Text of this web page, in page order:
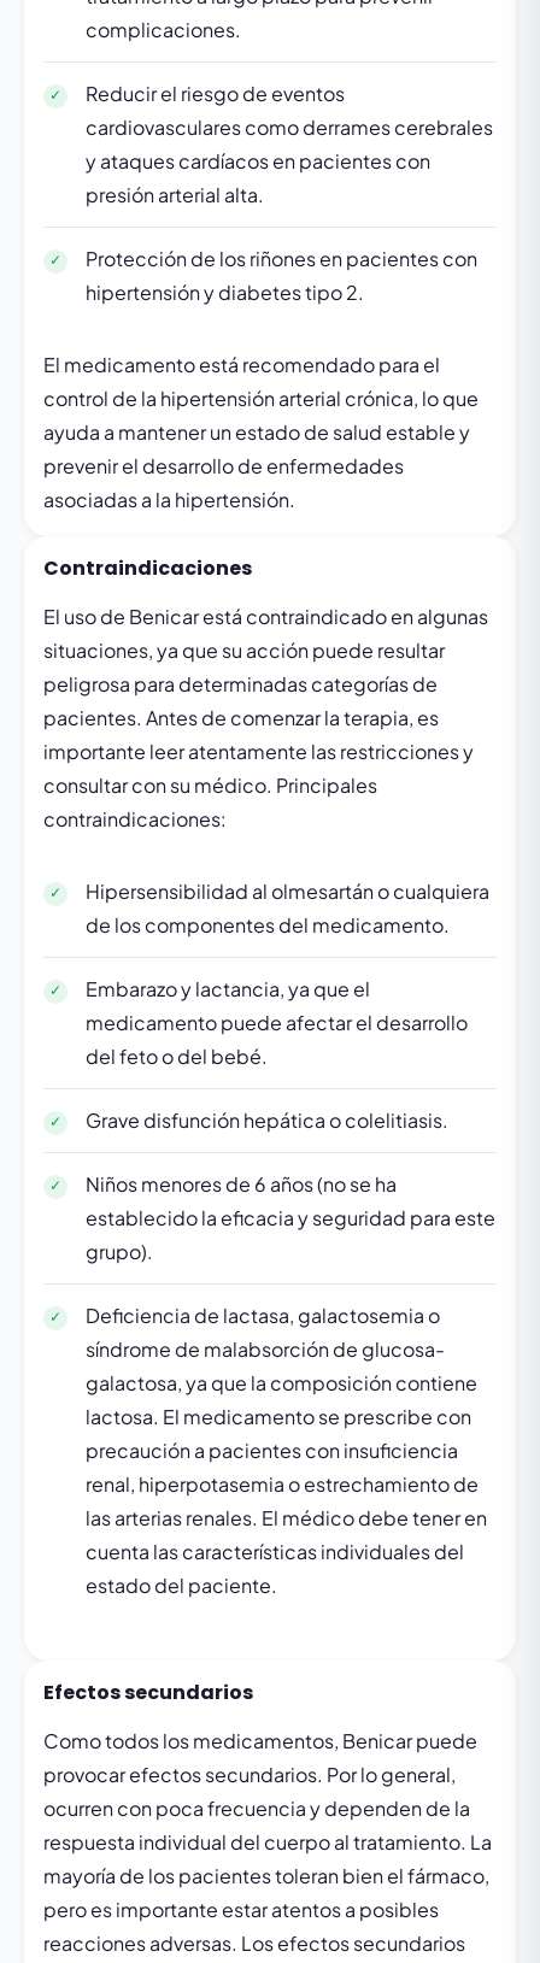
complicaciones.
Reducir el riesgo de eventos
cardiovasculares como derrames cerebrales
y ataques cardíacos en pacientes con
presión arterial alta.
Protección de los riñones en pacientes con
hipertensión y diabetes tipo 2.
El medicamento está recomendado para el
control de la hipertensión arterial crónica, lo que
ayuda a mantener un estado de salud estable y
prevenir el desarrollo de enfermedades
asociadas a la hipertensión.
Contraindicaciones
El uso de Benicar está contraindicado en algunas
situaciones, ya que su acción puede resultar
peligrosa para determinadas categorías de
pacientes. Antes de comenzar la terapia, es
importante leer atentamente las restricciones y
consultar con su médico. Principales
contraindicaciones:
Hipersensibilidad al olmesartán o cualquiera
de los componentes del medicamento.
Embarazo y lactancia, ya que el
medicamento puede afectar el desarrollo
del feto o del bebé.
Grave disfunción hepática o colelitiasis.
Niños menores de 6 años (no se ha
establecido la eficacia y seguridad para este
grupo).
Deficiencia de lactasa, galactosemia o
síndrome de malabsorción de glucosa-
galactosa, ya que la composición contiene
lactosa. El medicamento se prescribe con
precaución a pacientes con insuficiencia
renal, hiperpotasemia o estrechamiento de
las arterias renales. El médico debe tener en
cuenta las características individuales del
estado del paciente.
Efectos secundarios
Como todos los medicamentos, Benicar puede
provocar efectos secundarios. Por lo general,
ocurren con poca frecuencia y dependen de la
respuesta individual del cuerpo al tratamiento. La
mayoría de los pacientes toleran bien el fármaco,
pero es importante estar atentos a posibles
reacciones adversas. Los efectos secundarios